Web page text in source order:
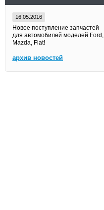
16.05.2016
Новое поступление запчастей
для автомобилей моделей Ford,
Mazda, Fiat!
архив новостей